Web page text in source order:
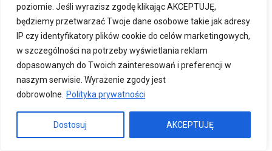
poziomie. Jeśli wyrazisz zgodę klikając AKCEPTUJĘ,
będziemy przetwarzać Twoje dane osobowe takie jak adresy
IP czy identyfikatory plików cookie do celów marketingowych,
w szczególności na potrzeby wyświetlania reklam
dopasowanych do Twoich zainteresowań i preferencji w
naszym serwisie. Wyrażenie zgody jest
dobrowolne.
Polityka prywatności
Dostosuj AKCEPTUJĘ
Groszu – Orlińskiego – Rondo Szomańskiego –
Horbaczewskiego – Balonowa – Bystrzycka –
Koszalińska – Hermanowska – Chociebuska –
Gubińska – Strzegomska – Rogowska – Wrocław
Nowy Dwór (P+R)
Linia 334
Brochów – Mościckiego – Chińska – Centralna –